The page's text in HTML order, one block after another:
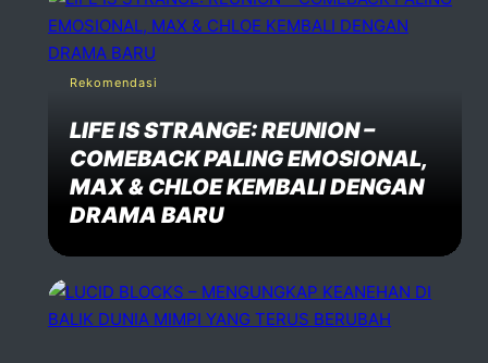
Rekomendasi
LIFE IS STRANGE: REUNION –
COMEBACK PALING EMOSIONAL,
MAX & CHLOE KEMBALI DENGAN
DRAMA BARU